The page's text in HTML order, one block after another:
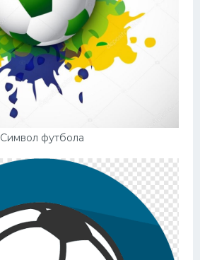
Символ футбола